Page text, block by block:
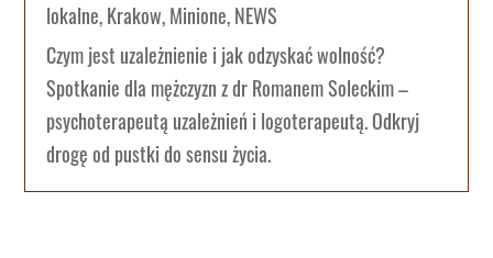
lokalne,Krakow,Minione,NEWS
Czym jest uzależnienie i jak odzyskać wolność?
Spotkanie dla mężczyzn z dr Romanem Soleckim –
psychoterapeutą uzależnień i logoterapeutą. Odkryj
drogę od pustki do sensu życia.